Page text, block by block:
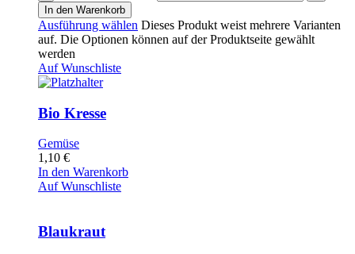
In den Warenkorb
Ausführung wählen Dieses Produkt weist mehrere Varianten
auf. Die Optionen können auf der Produktseite gewählt
werden
Auf Wunschliste
Bio Kresse
Gemüse
1,10 €
In den Warenkorb
Auf Wunschliste
Blaukraut